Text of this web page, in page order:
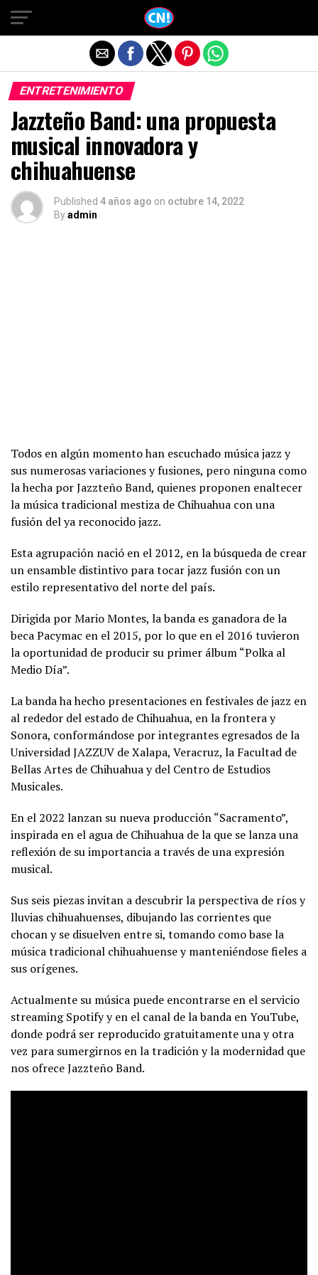
ENTRETENIMIENTO
Jazzteño Band: una propuesta
musical innovadora y
chihuahuense
Published 4 años ago on octubre 14, 2022
Byadmin
Todos en algún momento han escuchado música jazz y
sus numerosas variaciones y fusiones, pero ninguna como
la hecha por Jazzteño Band, quienes proponen enaltecer
la música tradicional mestiza de Chihuahua con una
fusión del ya reconocido jazz.
Esta agrupación nació en el 2012, en la búsqueda de crear
un ensamble distintivo para tocar jazz fusión con un
estilo representativo del norte del país.
Dirigida por Mario Montes, la banda es ganadora de la
beca Pacymac en el 2015, por lo que en el 2016 tuvieron
la oportunidad de producir su primer álbum “Polka al
Medio Día”.
La banda ha hecho presentaciones en festivales de jazz en
al rededor del estado de Chihuahua, en la frontera y
Sonora, conformándose por integrantes egresados de la
Universidad JAZZUV de Xalapa, Veracruz, la Facultad de
Bellas Artes de Chihuahua y del Centro de Estudios
Musicales.
En el 2022 lanzan su nueva producción “Sacramento”,
inspirada en el agua de Chihuahua de la que se lanza una
reflexión de su importancia a través de una expresión
musical.
Sus seis piezas invitan a descubrir la perspectiva de ríos y
lluvias chihuahuenses, dibujando las corrientes que
chocan y se disuelven entre si, tomando como base la
música tradicional chihuahuense y manteniéndose fieles a
sus orígenes.
Actualmente su música puede encontrarse en el servicio
streaming Spotify y en el canal de la banda en YouTube,
donde podrá ser reproducido gratuitamente una y otra
vez para sumergirnos en la tradición y la modernidad que
nos ofrece Jazzteño Band.
Salir de la versión móvil